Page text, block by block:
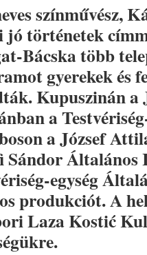
színművész,
történetek
Bácska több
gyerekek és
Kupuszinán
a
a József
Sándor Általános
egység
produkciót. A
Laza Kostić